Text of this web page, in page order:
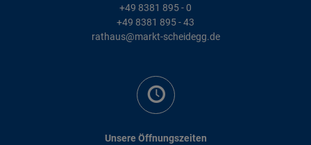
+49 8381 895 - 0
+49 8381 895 - 43
rathaus@markt-scheidegg.de
Unsere Öffnungszeiten